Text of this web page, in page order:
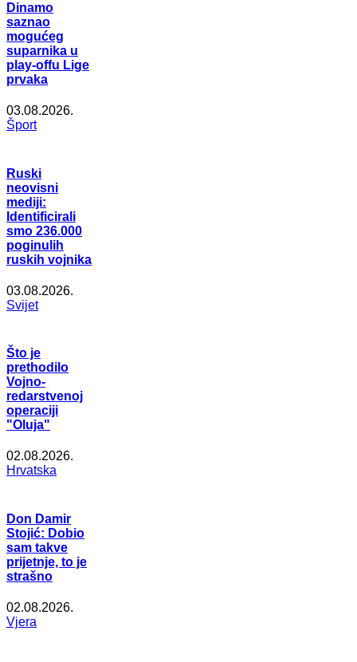
Dinamo
saznao
mogućeg
suparnika u
play-offu Lige
prvaka
03.08.2026.
Šport
Ruski
neovisni
mediji:
Identificirali
smo 236.000
poginulih
ruskih vojnika
03.08.2026.
Svijet
Što je
prethodilo
Vojno-
redarstvenoj
operaciji
"Oluja"
02.08.2026.
Hrvatska
Don Damir
Stojić: Dobio
sam takve
prijetnje, to je
strašno
02.08.2026.
Vjera